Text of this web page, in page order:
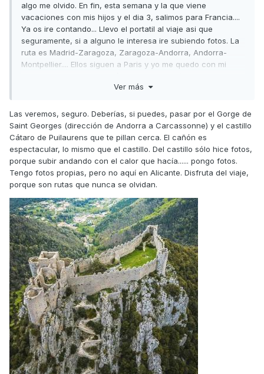
algo me olvido. En fin, esta semana y la que viene
vacaciones con mis hijos y el dia 3, salimos para Francia....
Ya os ire contando... Llevo el portatil al viaje asi que
seguramente, si a alguno le interesa ire subiendo fotos. La
ruta es Madrid-Zaragoza, Zaragoza-Andorra, Andorra-
Montpellier.... Ellos siguen a Paris y yo me quedo con mi
me encuentro con ellos y vuelta por Barcelona, Alicante,
me gustaria contactar con grupos de Madrid para rutas de
fin de semana... Si me veo capaz... Pero si hay que bajar a
Levante, se baja jajajajjajajaja
Ver más
Las veremos, seguro. Deberías, si puedes, pasar por el Gorge de
Saint Georges (dirección de Andorra a Carcassonne) y el castillo
Cátaro de Puilaurens que te pillan cerca. El cañón es
espectacular, lo mismo que el castillo. Del castillo sólo hice fotos,
porque subir andando con el calor que hacía...... pongo fotos.
Tengo fotos propias, pero no aquí en Alicante. Disfruta del viaje,
porque son rutas que nunca se olvidan.